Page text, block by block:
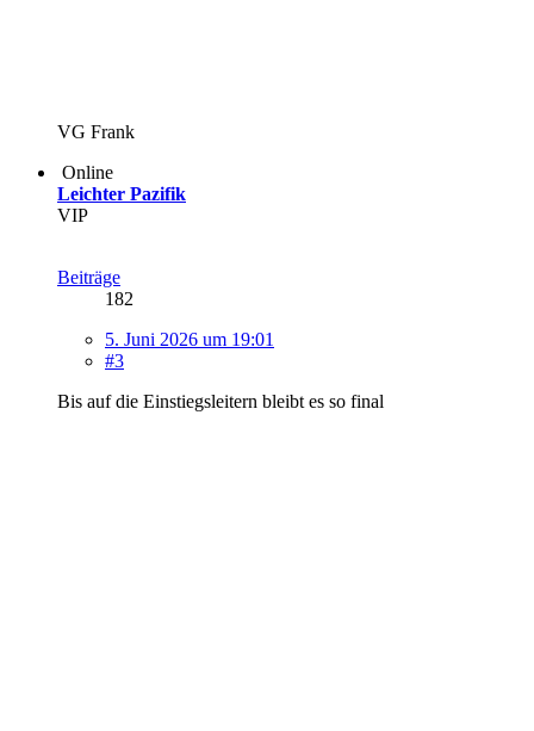
VG Frank
Online
Leichter Pazifik
VIP
Beiträge
182
5. Juni 2026 um 19:01
#3
Bis auf die Einstiegsleitern bleibt es so final